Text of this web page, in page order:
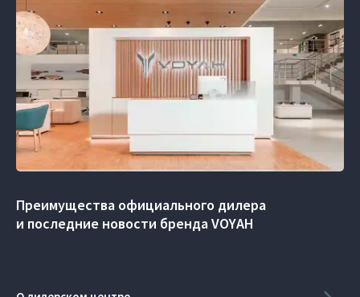
Преимущества официального дилера
и последние новости бренда VOYAH